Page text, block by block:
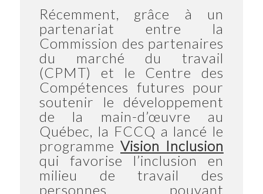
Récemment, grâce à un
partenariat entre la
Commission des partenaires
du marché du travail
(CPMT) et le Centre des
Compétences futures pour
soutenir le développement
de la main-d’œuvre au
Québec, la FCCQ a lancé le
programme Vision Inclusion
qui favorise l’inclusion en
milieu de travail des
personnes pouvant